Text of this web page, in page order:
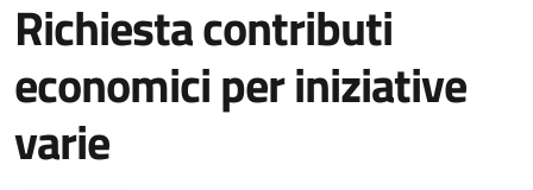
Richiesta contributi
economici per iniziative
varie